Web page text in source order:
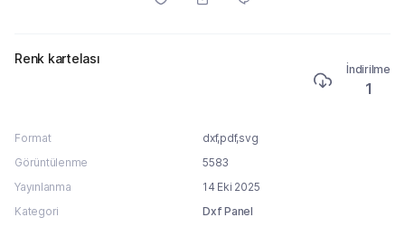
Renk kartelası
İndirilme
1
Format
dxf,pdf,svg
Görüntülenme
5583
Yayınlanma
14 Eki 2025
Kategori
Dxf Panel